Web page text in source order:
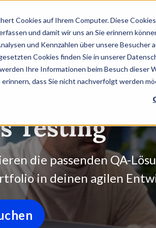
Cookies auf Ihrem Computer. Diese
und damit wir uns an Sie erinnern
und Kennzahlen über unsere
Cookies finden Sie in unserer
Ihre Informationen beim Besuch
erinnern, dass Sie nicht nachverfolgt werden
AGENTIC QA
Testing
die passenden QA-
in deinen agilen